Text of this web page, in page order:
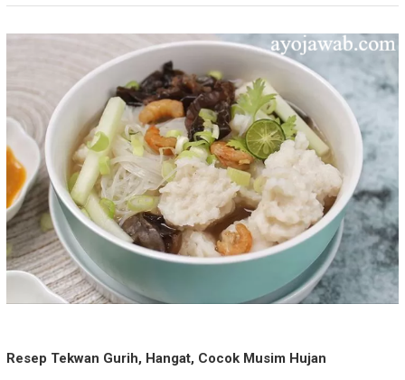
Resep Tekwan Gurih, Hangat, Cocok Musim Hujan